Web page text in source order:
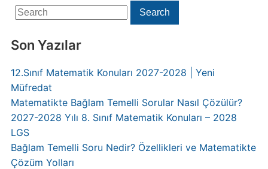
Search
for:
Search
Son Yazılar
12.Sınıf Matematik Konuları 2027-2028 | Yeni
Müfredat
Matematikte Bağlam Temelli Sorular Nasıl Çözülür?
2027-2028 Yılı 8. Sınıf Matematik Konuları – 2028
LGS
Bağlam Temelli Soru Nedir? Özellikleri ve Matematikte
Çözüm Yolları